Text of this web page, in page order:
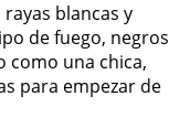
blancas y
de fuego, negros
como una chica,
para empezar de